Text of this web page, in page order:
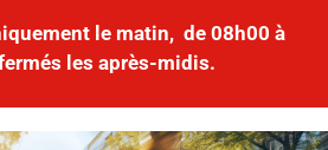
le matin, de 08h00 à
les après-midis.